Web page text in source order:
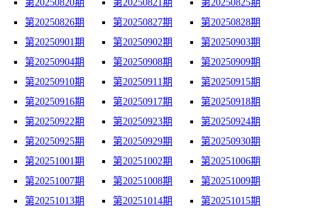
第20250820期 第20250821期
第20250825期
第20250826期
第20250827期
第20250828期
第20250901期
第20250902期
第20250903期
第20250904期
第20250908期
第20250909期
第20250910期
第20250911期
第20250915期
第20250916期
第20250917期
第20250918期
第20250922期
第20250923期
第20250924期
第20250925期
第20250929期
第20250930期
第20251001期
第20251002期
第20251006期
第20251007期
第20251008期
第20251009期
第20251013期
第20251014期
第20251015期